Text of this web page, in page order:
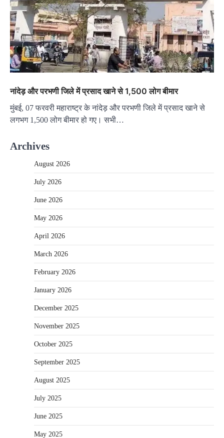
नांदेड़ और परभणी जिले में प्रसाद खाने से 1,500 लोग बीमार
मुंबई, 07 फरवरी महाराष्ट्र के नांदेड़ और परभणी जिले में प्रसाद खाने से
लगभग 1,500 लोग बीमार हो गए। सभी…
Archives
August 2026
July 2026
June 2026
May 2026
April 2026
March 2026
February 2026
January 2026
December 2025
November 2025
October 2025
September 2025
August 2025
July 2025
June 2025
May 2025